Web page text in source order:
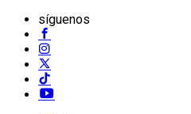
síguenos